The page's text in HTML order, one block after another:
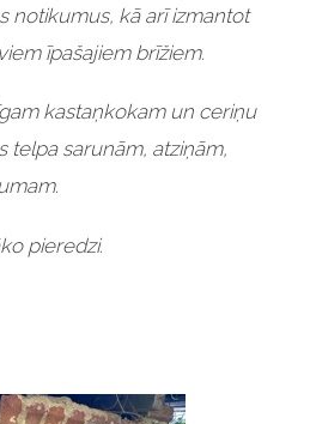
notikumus, kā arī izmantot
īpašajiem brīžiem.
kastaņkokam un ceriņu
telpa sarunām, atziņām,
pieredzi.